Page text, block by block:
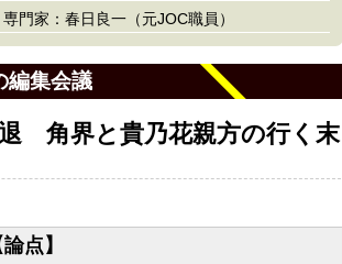
専門家：春日良一（元JOC職員）
編集会議
角界と貴乃花親方の行く末
論点】